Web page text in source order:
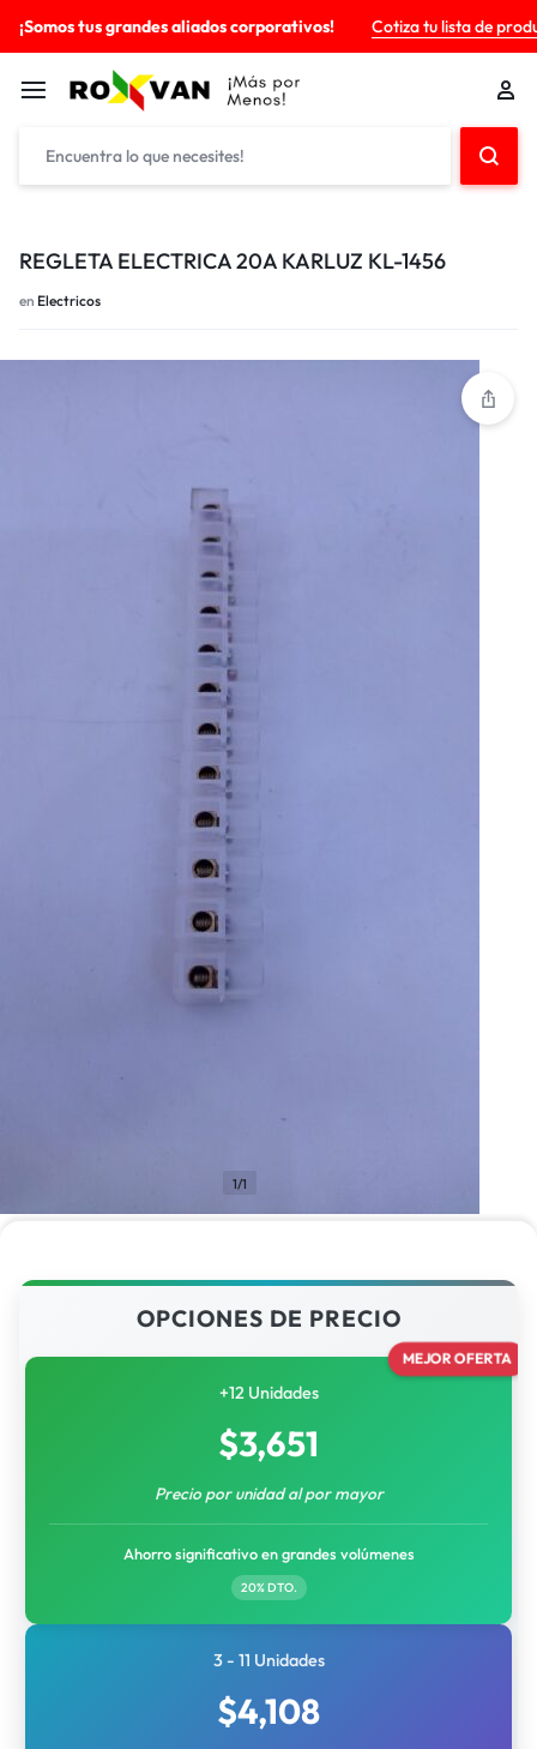
¡Somos tus grandes aliados corporativos! Cotiza tu lista de
REGLETA ELECTRICA 20A KARLUZ KL-1456
en Electricos
1/1
OPCIONES DE PRECIO
MEJOR OFERTA
+12 Unidades
$3,651
Precio por unidad al por mayor
Ahorro significativo en grandes volúmenes
20% DTO.
3 - 11 Unidades
$4,108